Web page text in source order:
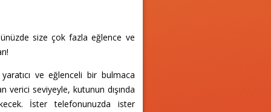
size çok fazla eğlence ve
ve eğlenceli bir bulmaca
seviyeyle, kutunun dışında
İster telefonunuzda ister